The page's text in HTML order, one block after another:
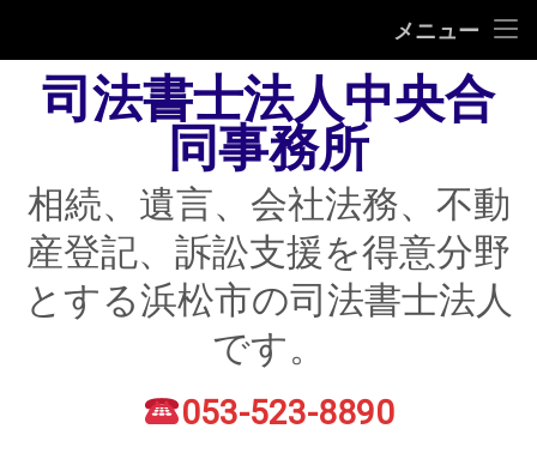
メニュー
相続
不動産登記
債務整理
住宅ローン返済にお困りの方
賃貸トラブル
司法書士法人中央合
同事務所
相続、遺言、会社法務、不動
産登記、訴訟支援を得意分野
とする浜松市の司法書士法人
です。
電話番号: 053-523-8890